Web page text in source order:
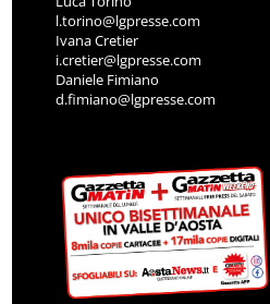
l.torino@lgpresse.com
Ivana Cretier
i.cretier@lgpresse.com
Daniele Fimiano
d.fimiano@lgpresse.com